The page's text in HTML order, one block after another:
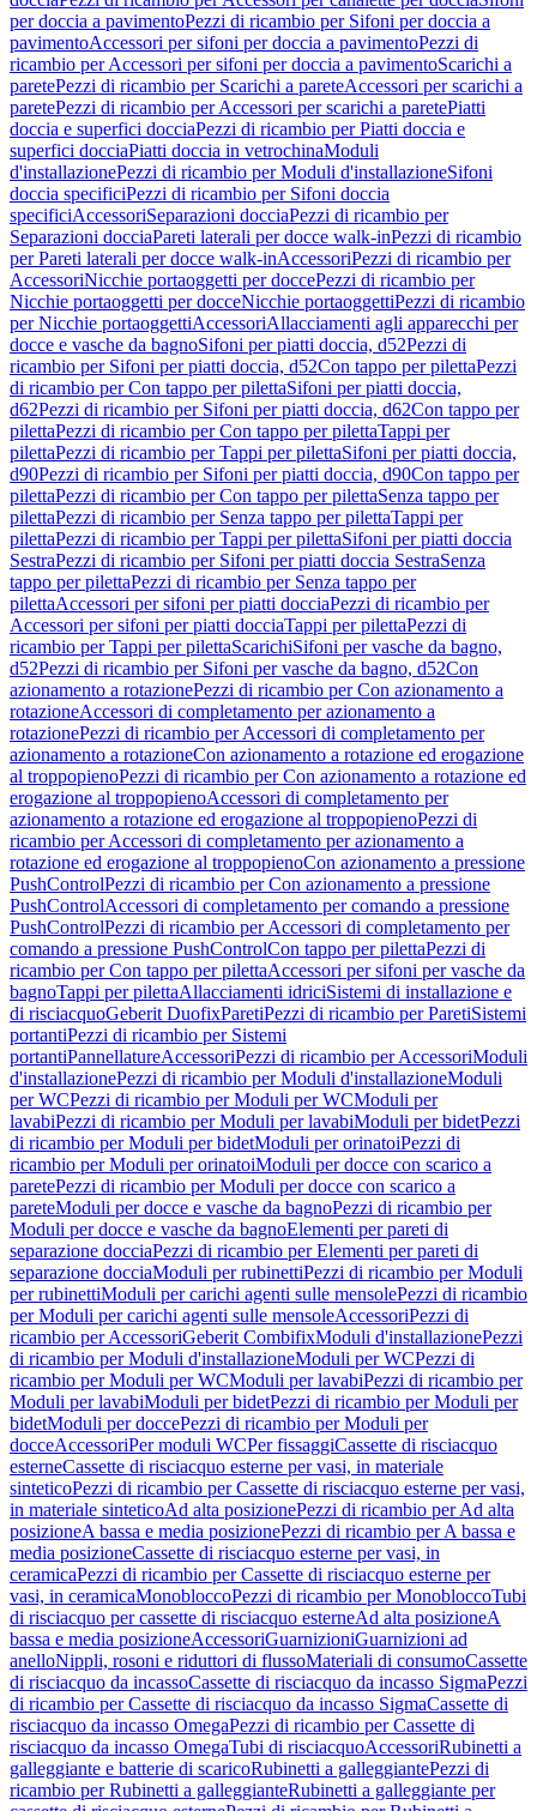
per doccia a pavimentoPezzi di ricambio per Sifoni per doccia a
pavimentoAccessori per sifoni per doccia a pavimentoPezzi di
ricambio per Accessori per sifoni per doccia a pavimentoScarichi a
paretePezzi di ricambio per Scarichi a pareteAccessori per scarichi a
paretePezzi di ricambio per Accessori per scarichi a paretePiatti
doccia e superfici docciaPezzi di ricambio per Piatti doccia e
superfici docciaPiatti doccia in vetrochinaModuli
d'installazionePezzi di ricambio per Moduli d'installazioneSifoni
doccia specificiPezzi di ricambio per Sifoni doccia
specificiAccessoriSeparazioni docciaPezzi di ricambio per
Separazioni docciaPareti laterali per docce walk-inPezzi di ricambio
per Pareti laterali per docce walk-inAccessoriPezzi di ricambio per
AccessoriNicchie portaoggetti per doccePezzi di ricambio per
Nicchie portaoggetti per docceNicchie portaoggettiPezzi di ricambio
per Nicchie portaoggettiAccessoriAllacciamenti agli apparecchi per
docce e vasche da bagnoSifoni per piatti doccia, d52Pezzi di
ricambio per Sifoni per piatti doccia, d52Con tappo per pilettaPezzi
di ricambio per Con tappo per pilettaSifoni per piatti doccia,
d62Pezzi di ricambio per Sifoni per piatti doccia, d62Con tappo per
pilettaPezzi di ricambio per Con tappo per pilettaTappi per
pilettaPezzi di ricambio per Tappi per pilettaSifoni per piatti doccia,
d90Pezzi di ricambio per Sifoni per piatti doccia, d90Con tappo per
pilettaPezzi di ricambio per Con tappo per pilettaSenza tappo per
pilettaPezzi di ricambio per Senza tappo per pilettaTappi per
pilettaPezzi di ricambio per Tappi per pilettaSifoni per piatti doccia
SestraPezzi di ricambio per Sifoni per piatti doccia SestraSenza
tappo per pilettaPezzi di ricambio per Senza tappo per
pilettaAccessori per sifoni per piatti docciaPezzi di ricambio per
Accessori per sifoni per piatti docciaTappi per pilettaPezzi di
ricambio per Tappi per pilettaScarichiSifoni per vasche da bagno,
d52Pezzi di ricambio per Sifoni per vasche da bagno, d52Con
azionamento a rotazionePezzi di ricambio per Con azionamento a
rotazioneAccessori di completamento per azionamento a
rotazionePezzi di ricambio per Accessori di completamento per
azionamento a rotazioneCon azionamento a rotazione ed erogazione
al troppopienoPezzi di ricambio per Con azionamento a rotazione ed
erogazione al troppopienoAccessori di completamento per
azionamento a rotazione ed erogazione al troppopienoPezzi di
ricambio per Accessori di completamento per azionamento a
rotazione ed erogazione al troppopienoCon azionamento a pressione
PushControlPezzi di ricambio per Con azionamento a pressione
PushControlAccessori di completamento per comando a pressione
PushControlPezzi di ricambio per Accessori di completamento per
comando a pressione PushControlCon tappo per pilettaPezzi di
ricambio per Con tappo per pilettaAccessori per sifoni per vasche da
bagnoTappi per pilettaAllacciamenti idriciSistemi di installazione e
di risciacquoGeberit DuofixParetiPezzi di ricambio per ParetiSistemi
portantiPezzi di ricambio per Sistemi
portantiPannellatureAccessoriPezzi di ricambio per AccessoriModuli
d'installazionePezzi di ricambio per Moduli d'installazioneModuli
per WCPezzi di ricambio per Moduli per WCModuli per
lavabiPezzi di ricambio per Moduli per lavabiModuli per bidetPezzi
di ricambio per Moduli per bidetModuli per orinatoiPezzi di
ricambio per Moduli per orinatoiModuli per docce con scarico a
paretePezzi di ricambio per Moduli per docce con scarico a
pareteModuli per docce e vasche da bagnoPezzi di ricambio per
Moduli per docce e vasche da bagnoElementi per pareti di
separazione docciaPezzi di ricambio per Elementi per pareti di
separazione docciaModuli per rubinettiPezzi di ricambio per Moduli
per rubinettiModuli per carichi agenti sulle mensolePezzi di ricambio
per Moduli per carichi agenti sulle mensoleAccessoriPezzi di
ricambio per AccessoriGeberit CombifixModuli d'installazionePezzi
di ricambio per Moduli d'installazioneModuli per WCPezzi di
ricambio per Moduli per WCModuli per lavabiPezzi di ricambio per
Moduli per lavabiModuli per bidetPezzi di ricambio per Moduli per
bidetModuli per doccePezzi di ricambio per Moduli per
docceAccessoriPer moduli WCPer fissaggiCassette di risciacquo
esterneCassette di risciacquo esterne per vasi, in materiale
sinteticoPezzi di ricambio per Cassette di risciacquo esterne per vasi,
in materiale sinteticoAd alta posizionePezzi di ricambio per Ad alta
posizioneA bassa e media posizionePezzi di ricambio per A bassa e
media posizioneCassette di risciacquo esterne per vasi, in
ceramicaPezzi di ricambio per Cassette di risciacquo esterne per
vasi, in ceramicaMonobloccoPezzi di ricambio per MonobloccoTubi
di risciacquo per cassette di risciacquo esterneAd alta posizioneA
bassa e media posizioneAccessoriGuarnizioniGuarnizioni ad
anelloNippli, rosoni e riduttori di flussoMateriali di consumoCassette
di risciacquo da incassoCassette di risciacquo da incasso SigmaPezzi
di ricambio per Cassette di risciacquo da incasso SigmaCassette di
risciacquo da incasso OmegaPezzi di ricambio per Cassette di
risciacquo da incasso OmegaTubi di risciacquoAccessoriRubinetti a
galleggiante e batterie di scaricoRubinetti a galleggiantePezzi di
ricambio per Rubinetti a galleggianteRubinetti a galleggiante per